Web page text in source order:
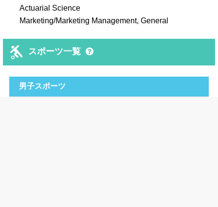
Actuarial Science
Marketing/Marketing Management, General
スポーツ一覧
男子スポーツ